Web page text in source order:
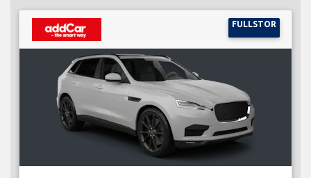
FULLSTOR